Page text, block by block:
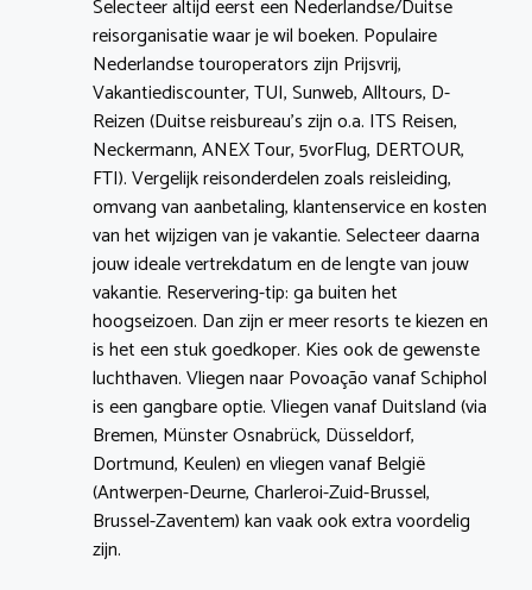
Selecteer altijd eerst een Nederlandse/Duitse
reisorganisatie waar je wil boeken. Populaire
Nederlandse touroperators zijn Prijsvrij,
Vakantiediscounter, TUI, Sunweb, Alltours, D-
Reizen (Duitse reisbureau’s zijn o.a. ITS Reisen,
Neckermann, ANEX Tour, 5vorFlug, DERTOUR,
FTI). Vergelijk reisonderdelen zoals reisleiding,
omvang van aanbetaling, klantenservice en kosten
van het wijzigen van je vakantie. Selecteer daarna
jouw ideale vertrekdatum en de lengte van jouw
vakantie. Reservering-tip: ga buiten het
hoogseizoen. Dan zijn er meer resorts te kiezen en
is het een stuk goedkoper. Kies ook de gewenste
luchthaven. Vliegen naar Povoação vanaf Schiphol
is een gangbare optie. Vliegen vanaf Duitsland (via
Bremen, Münster Osnabrück, Düsseldorf,
Dortmund, Keulen) en vliegen vanaf België
(Antwerpen-Deurne, Charleroi-Zuid-Brussel,
Brussel-Zaventem) kan vaak ook extra voordelig
zijn.